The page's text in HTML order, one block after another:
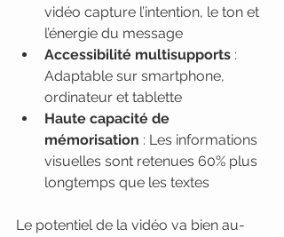
vidéo capture l’intention, le ton et
l’énergie du message
Accessibilité multisupports :
Adaptable sur smartphone,
ordinateur et tablette
Haute capacité de
mémorisation : Les informations
visuelles sont retenues 60% plus
longtemps que les textes
Le potentiel de la vidéo va bien au-